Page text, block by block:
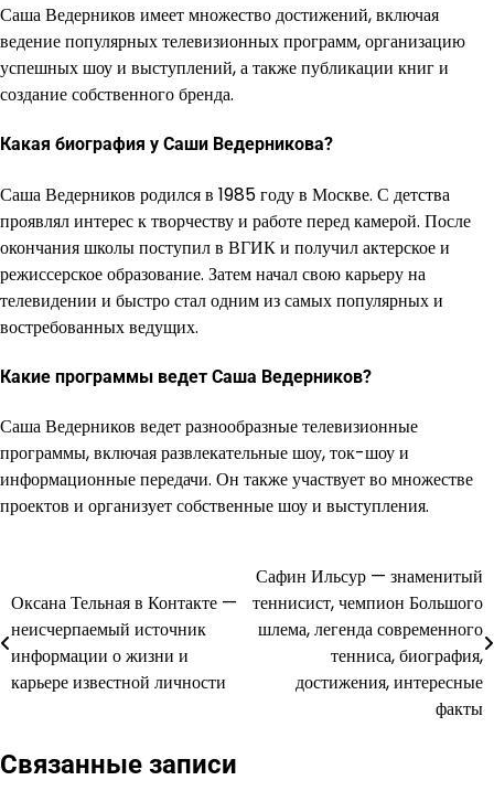
Саша Ведерников имеет множество достижений, включая
ведение популярных телевизионных программ, организацию
успешных шоу и выступлений, а также публикации книг и
создание собственного бренда.
Какая биография у Саши Ведерникова?
Саша Ведерников родился в 1985 году в Москве. С детства
проявлял интерес к творчеству и работе перед камерой. После
окончания школы поступил в ВГИК и получил актерское и
режиссерское образование. Затем начал свою карьеру на
телевидении и быстро стал одним из самых популярных и
востребованных ведущих.
Какие программы ведет Саша Ведерников?
Саша Ведерников ведет разнообразные телевизионные
программы, включая развлекательные шоу, ток-шоу и
информационные передачи. Он также участвует во множестве
проектов и организует собственные шоу и выступления.
по
записям
Оксана Тельная в Контакте —
неисчерпаемый источник
информации о жизни и
карьере известной личности
Сафин Ильсур — знаменитый
теннисист, чемпион Большого
шлема, легенда современного
тенниса, биография,
достижения, интересные
факты
Связанные записи